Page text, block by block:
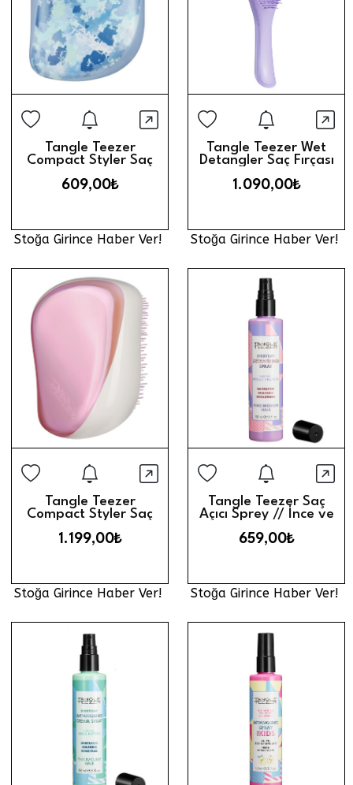
Stoğa Girince Haber Ver
Hızlı Görünüm
Tangle Teezer
Compact Styler Saç
Blue
609,00₺
Stoğa Girince Haber Ver!
Stoğa
Tangle Teezer Wet
Detangler Saç Fırçası
1.090,00₺
Stoğa Girince Haber Ver!
Stoğa Girince Haber Ver
Hızlı Görünüm
Tangle Teezer
Compact Styler Saç
Pink
1.199,00₺
Stoğa Girince Haber Ver!
Stoğa
Tangle Teezer Saç
Açıcı Sprey // İnce ve
659,00₺
Stoğa Girince Haber Ver!